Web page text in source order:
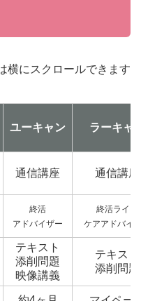
横にスクロールできます
ユーキャン ラーキャ
通信講座 通信講座
終活
アドバイザー
終活ライフ
ケアアドバイ
テキスト
添削問題
映像講義
テキスト
添削問題